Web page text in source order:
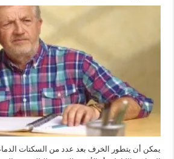
يمكن أن يتطور الخرف بعد عدد من السكتات